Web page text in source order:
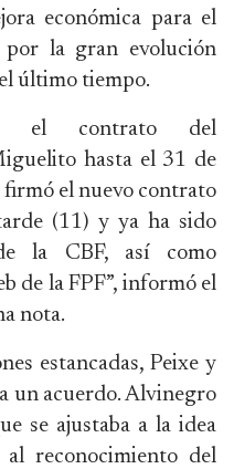
económica para el
la gran evolución
último tiempo.
el contrato del
hasta el 31 de
el nuevo contrato
(11) y ya ha sido
la CBF, así como
de la FPF”, informó el
nota.
estancadas, Peixe y
un acuerdo. Alvinegro
se ajustaba a la idea
reconocimiento del